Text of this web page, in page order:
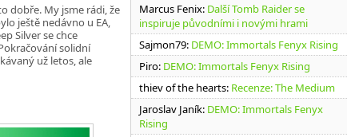
Marcus Fenix: Další Tomb Raider se
inspiruje původními i novými hrami
Sajmon79: DEMO: Immortals Fenyx Rising
Piro: DEMO: Immortals Fenyx Rising
thiev of the hearts: Recenze: The Medium
Jaroslav Janík: DEMO: Immortals Fenyx
Rising
dobře. My jsme rádi, že
ještě nedávno u EA,
Silver se chce
solidní
už letos, ale